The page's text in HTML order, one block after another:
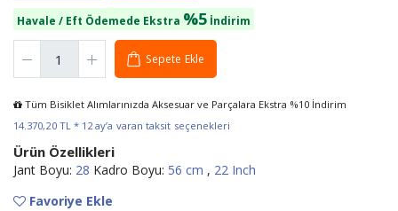
Havale / Eft Ödemede Ekstra %5 İndirim
Sepete Ekle
Tüm Bisiklet Alımlarınızda Aksesuar ve Parçalara Ekstra %10 İndirim
14.370,20 TL * 12 ay’a varan taksit seçenekleri
Ürün Özellikleri
Jant Boyu: 28 Kadro Boyu: 56 cm , 22 Inch
Favoriye Ekle